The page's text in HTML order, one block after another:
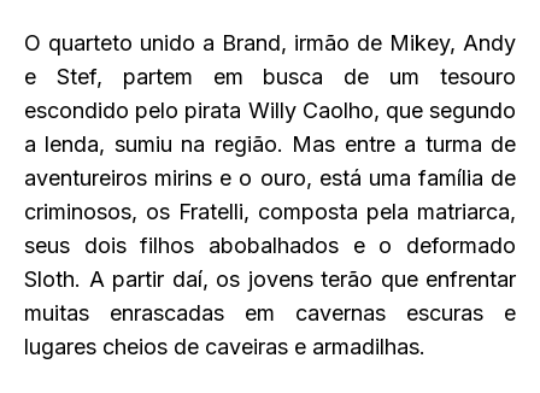
O quarteto unido a Brand, irmão de Mikey, Andy
e Stef, partem em busca de um tesouro
escondido pelo pirata Willy Caolho, que segundo
a lenda, sumiu na região. Mas entre a turma de
aventureiros mirins e o ouro, está uma família de
criminosos, os Fratelli, composta pela matriarca,
seus dois filhos abobalhados e o deformado
Sloth. A partir daí, os jovens terão que enfrentar
muitas enrascadas em cavernas escuras e
lugares cheios de caveiras e armadilhas.